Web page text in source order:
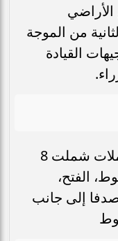
سهمًا من الأراضي
من الموجة
القيادة
وأوضح محافظ أسيوط ،أن الحملات شملت 8
الفتح،
صدفا إلى جانب